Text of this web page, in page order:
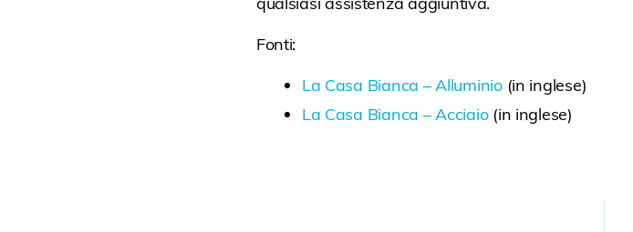
Fonti:
La Casa Bianca – Alluminio(in inglese)
La Casa Bianca – Acciaio(in inglese)